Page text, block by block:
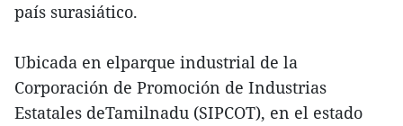
país surasiático.
Ubicada en elparque industrial de la
Corporación de Promoción de Industrias
Estatales deTamilnadu (SIPCOT), en el estado